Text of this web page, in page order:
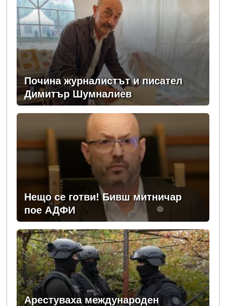
Почина журналистът и писател
Димитър Шумналиев
Нещо се готви! Бивш митничар
пое АДФИ
Арестуваха международен